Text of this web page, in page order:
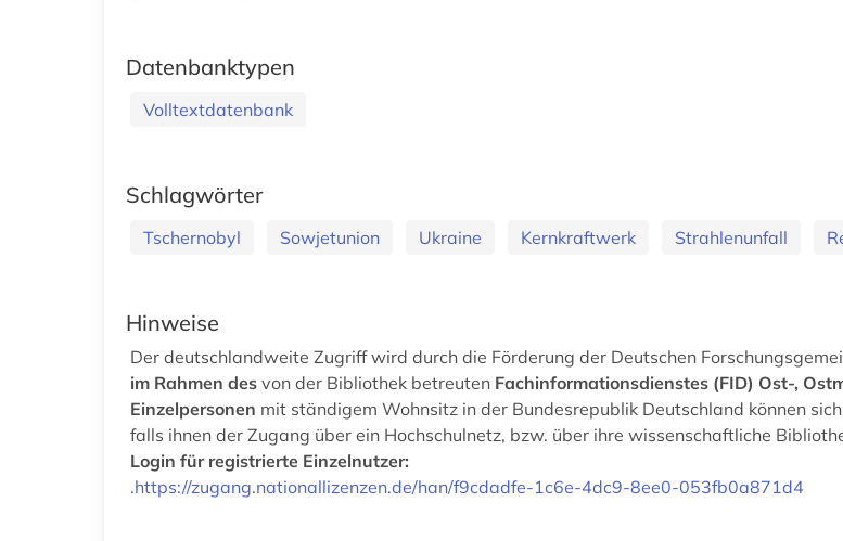
Datenbanktypen
Volltextdatenbank
Schlagwörter
Tschernobyl Sowjetunion Ukraine Kernkraftwerk Strahlenunfall
Hinweise
Der deutschlandweite Zugriff wird durch die Förderung der Deutschen
im Rahmen des von der Bibliothek betreuten Fachinformationsdienstes (FID) Ost-,
Einzelpersonen mit ständigem Wohnsitz in der Bundesrepublik Deutschland können
falls ihnen der Zugang über ein Hochschulnetz, bzw. über ihre wissenschaftliche
Login für registrierte Einzelnutzer:
.https://zugang.nationallizenzen.de/han/f9cdadfe-1c6e-4dc9-8ee0-053fb0a871d4